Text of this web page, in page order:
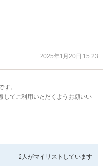
2025年1月20日 15:23
す。
してご利用いただくようお願いい
2人がマイリストしています